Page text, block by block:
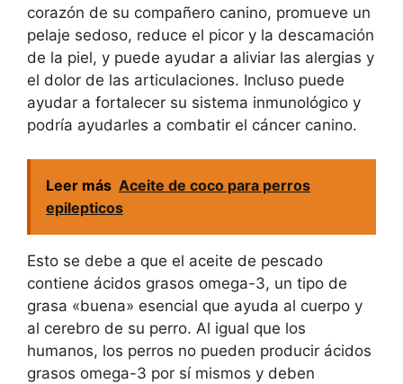
corazón de su compañero canino, promueve un
pelaje sedoso, reduce el picor y la descamación
de la piel, y puede ayudar a aliviar las alergias y
el dolor de las articulaciones. Incluso puede
ayudar a fortalecer su sistema inmunológico y
podría ayudarles a combatir el cáncer canino.
Leer más Aceite de coco para perros
epilepticos
Esto se debe a que el aceite de pescado
contiene ácidos grasos omega-3, un tipo de
grasa «buena» esencial que ayuda al cuerpo y
al cerebro de su perro. Al igual que los
humanos, los perros no pueden producir ácidos
grasos omega-3 por sí mismos y deben